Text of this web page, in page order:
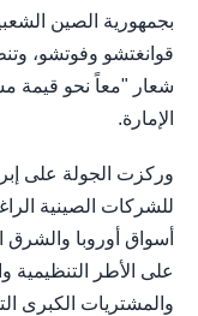
بجمهورية الصين
قوانغتشو وفوتشو،
شعار "معاً نحو قيمة
الإمارة.
وركزت الجولة على
للشركات الصينية
أسواق أوروبا
على الأطر التنظيمية
والمشتريات الكبرى